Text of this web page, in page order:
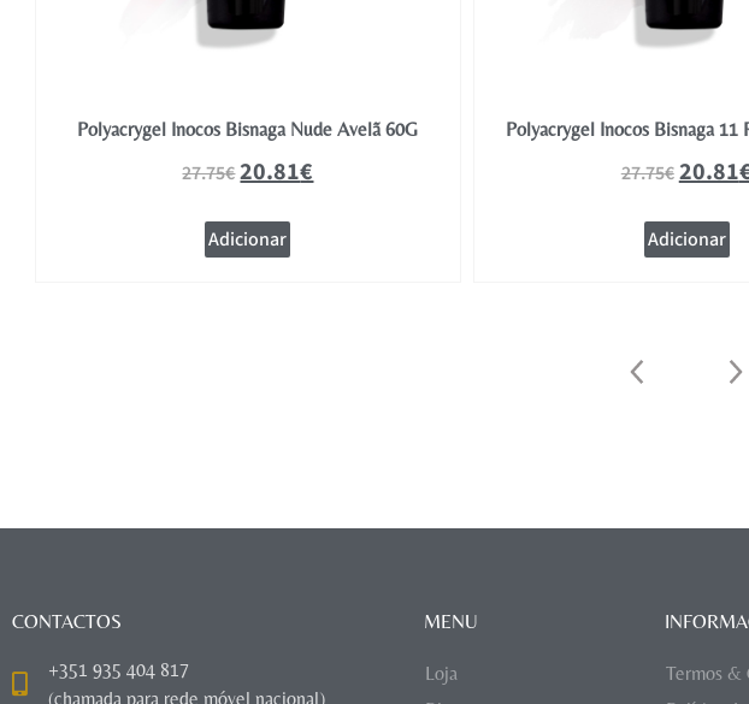
Polyacrygel Inocos Bisnaga Nude Avelã 60G
27.75€20.81€
Adicionar
Polyacrygel Inocos Bisnaga 11
27.75€20.81
Adicionar
CONTACTOS
+351 935 404 817
(chamada para rede móvel nacional)
MENU
Loja
Termos &